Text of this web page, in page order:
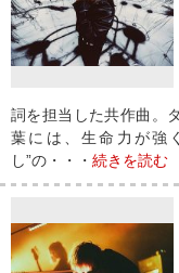
詞を担当した共作曲。
葉には、生命力が強
し”の・・・ 続きを読む